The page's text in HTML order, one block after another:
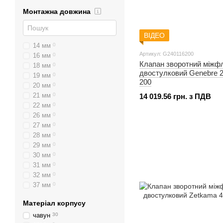
ВІДЕО
Артикул: G240116200
Клапан зворотний
двостулковий Genebre
200
14 019.56 грн. з ПДВ
Монтажна довжина
14 мм 0
16 мм 0
18 мм 0
19 мм 0
20 мм 0
21 мм 0
22 мм 0
26 мм 0
27 мм 0
28 мм 0
29 мм 0
30 мм 0
31 мм 0
32 мм 0
37 мм 0
41 мм 0
43 мм 2
Матеріал корпусу
чавун 30